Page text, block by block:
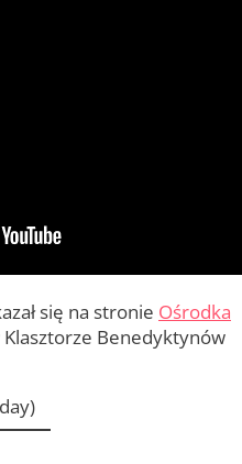
się na stronie Ośrodka
Klasztorze Benedyktynów